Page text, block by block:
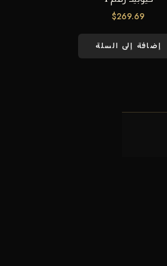
$269.69
إضافة إلى السلة